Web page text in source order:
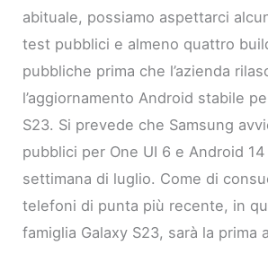
abituale, possiamo aspettarci
test pubblici e almeno quattro
pubbliche prima che l’azienda
l’aggiornamento Android stabile
S23. Si prevede che Samsung
pubblici per One UI 6 e Android
settimana di luglio. Come di
telefoni di punta più recente, in
famiglia Galaxy S23, sarà la prima